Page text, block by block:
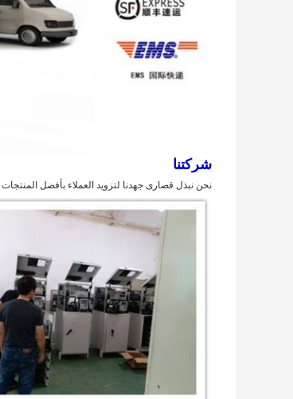
شركتنا
نحن نبذل قصارى جهدنا لتزويد العملاء بأفضل